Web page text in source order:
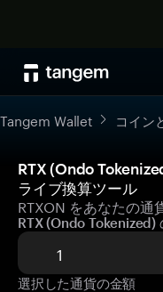
Tangem Wallet コイン
RTX (Ondo
ライブ換算ツール
RTXON をあなたの通
RTX (Ondo Tokenized)
選択した通貨の金額